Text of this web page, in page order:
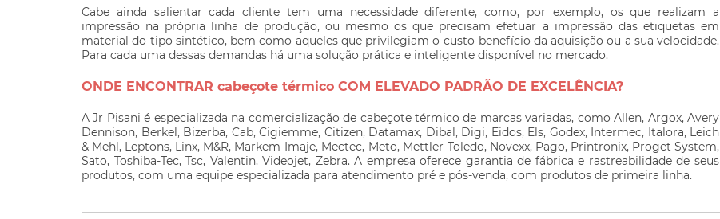
Cabe ainda salientar cada cliente tem uma necessidade diferente, como, por exemplo, os que realizam a
impressão na própria linha de produção, ou mesmo os que precisam efetuar a impressão das etiquetas em
material do tipo sintético, bem como aqueles que privilegiam o custo-benefício da aquisição ou a sua velocidade.
Para cada uma dessas demandas há uma solução prática e inteligente disponível no mercado.
ONDE ENCONTRAR cabeçote térmico COM ELEVADO PADRÃO DE EXCELÊNCIA?
A Jr Pisani é especializada na comercialização de cabeçote térmico de marcas variadas, como Allen, Argox, Avery
Dennison, Berkel, Bizerba, Cab, Cigiemme, Citizen, Datamax, Dibal, Digi, Eidos, Els, Godex, Intermec, Italora, Leich
& Mehl, Leptons, Linx, M&R, Markem-Imaje, Mectec, Meto, Mettler-Toledo, Novexx, Pago, Printronix, Proget System,
Sato, Toshiba-Tec, Tsc, Valentin, Videojet, Zebra. A empresa oferece garantia de fábrica e rastreabilidade de seus
produtos, com uma equipe especializada para atendimento pré e pós-venda, com produtos de primeira linha.